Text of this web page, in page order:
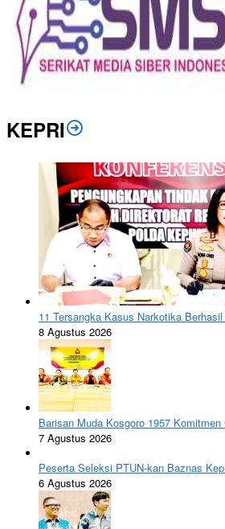
KEPRI
11 Tersangka Kasus Narkotika
8 Agustus 2026
Barisan Muda Kosgoro 1957
7 Agustus 2026
Peserta Seleksi PTUN-kan Baznas
6 Agustus 2026